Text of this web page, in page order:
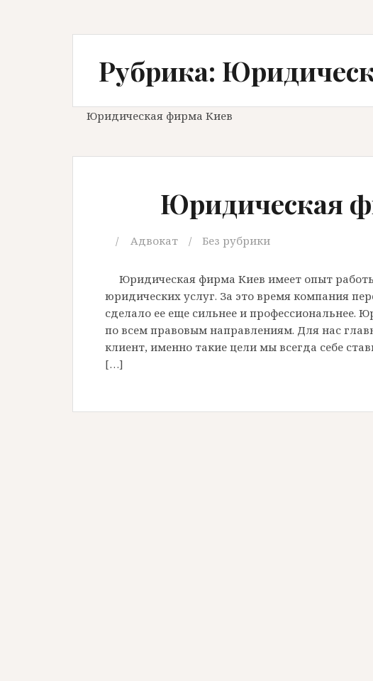
Рубрика:
Юридическая фирма Киев
Юридическая
Адвокат Без рубрики
Юридическая фирма Киев имеет опыт
юридических услуг. За это время компания
сделало ее еще сильнее и профессиональнее.
по всем правовым направлениям. Для нас
клиент, именно такие цели мы всегда себе
[…]